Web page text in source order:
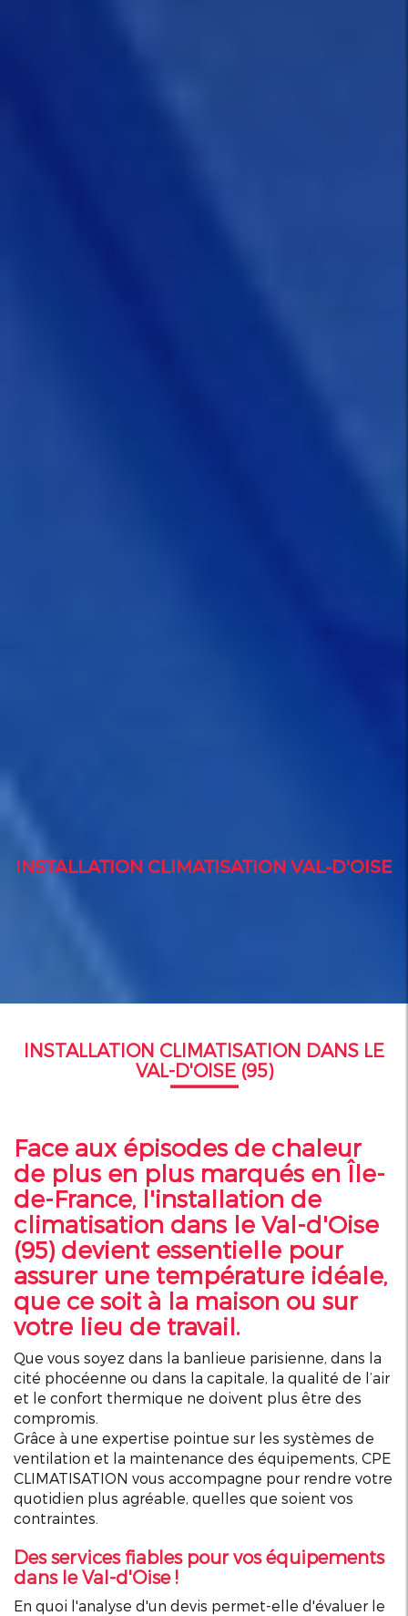
INSTALLATION CLIMATISATION VAL-D'OISE
INSTALLATION CLIMATISATION DANS LE
VAL-D'OISE (95)
Face aux épisodes de chaleur
de plus en plus marqués en Île-
de-France, l'installation de
climatisation dans le Val-d'Oise
(95) devient essentielle pour
assurer une température idéale,
que ce soit à la maison ou sur
votre lieu de travail.
Que vous soyez dans la banlieue parisienne, dans la
cité phocéenne ou dans la capitale, la qualité de l’air
et le confort thermique ne doivent plus être des
compromis.
Grâce à une expertise pointue sur les systèmes de
ventilation et la maintenance des équipements, CPE
CLIMATISATION vous accompagne pour rendre votre
quotidien plus agréable, quelles que soient vos
contraintes.
Des services fiables pour vos équipements
dans le Val-d'Oise !
En quoi l'analyse d'un devis permet-elle d'évaluer le